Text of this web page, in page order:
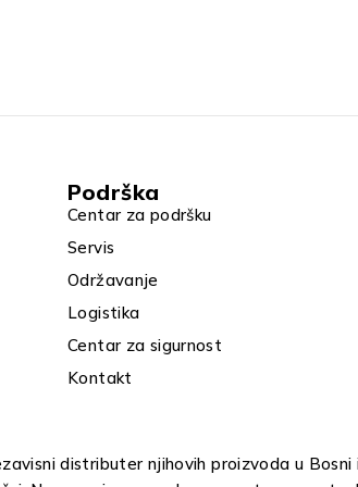
Podrška
Centar za podršku
Servis
Održavanje
Logistika
Centar za sigurnost
Kontakt
distributer njihovih proizvoda u